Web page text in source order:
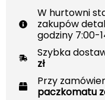
W hurtowni
zakupów
godziny 7:00-
Szybka
zł
Przy
paczkomatu